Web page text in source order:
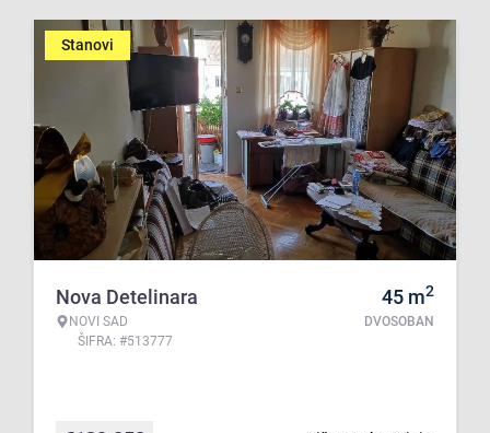
Stanovi
Nova Detelinara
NOVI SAD
ŠIFRA: #513777
45 m2
DVOSOBAN